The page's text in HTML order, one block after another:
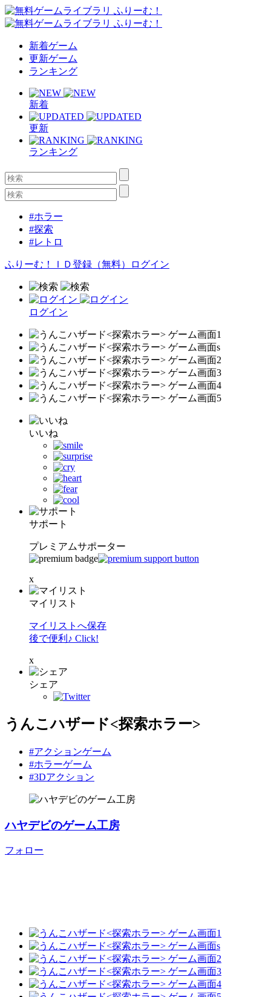
新着ゲーム
更新ゲーム
ランキング
新着
更新
ランキング
#ホラー
#探索
#レトロ
ふりーむ！ＩＤ登録（無料） ログイン
ログイン
いいね
サポート
プレミアムサポーター
x
マイリスト
マイリストへ保存
後で便利♪ Click!
x
シェア
うんこハザード<探索ホラー>
#アクションゲーム
#ホラーゲーム
#3Dアクション
ハヤデビのゲーム工房
フォロー